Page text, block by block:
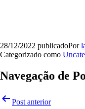
28/12/2022 publicadoPor
Categorizado como
Navegação de
Post anterior